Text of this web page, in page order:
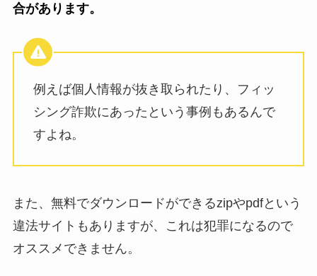
合があります。
例えば個人情報が抜き取られたり、フィッ
シング詐欺にあったという事例もあるんで
すよね。
また、無料でダウンロードができるzipやpdfという
違法サイトもありますが、これは犯罪になるので
オススメできません。